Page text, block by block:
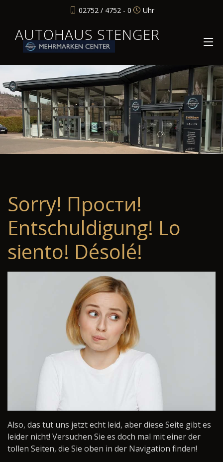
02752 / 4752 - 0 Uhr
AUTOHAUS STENGER
Sorry! Прости!
Entschuldigung! Lo
siento! Désolé!
Also, das tut uns jetzt echt leid, aber diese Seite gibt es
leider nicht! Versuchen Sie es doch mal mit einer der
tollen Seiten, die Sie oben in der Navigation finden!